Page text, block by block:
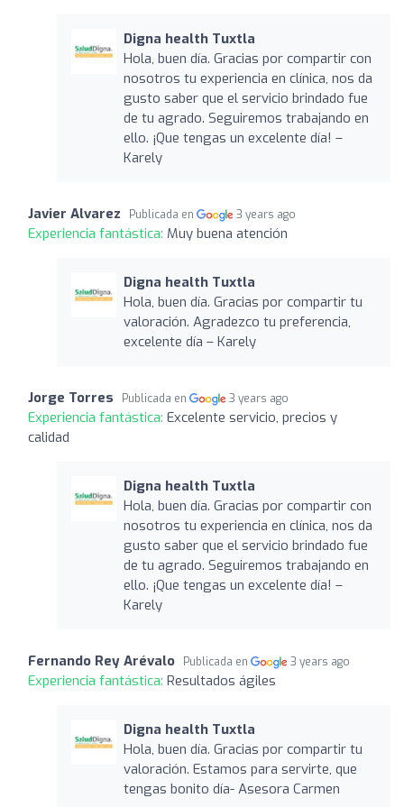
Digna health Tuxtla
Hola, buen día. Gracias por compartir con
nosotros tu experiencia en clínica, nos da
gusto saber que el servicio brindado fue
de tu agrado. Seguiremos trabajando en
ello. ¡Que tengas un excelente día! –
Karely
Javier Alvarez Publicada en 3 years ago
Experiencia fantástica: Muy buena atención
Digna health Tuxtla
Hola, buen día. Gracias por compartir tu
valoración. Agradezco tu preferencia,
excelente día – Karely
Jorge Torres Publicada en 3 years ago
Experiencia fantástica: Excelente servicio, precios y
calidad
Digna health Tuxtla
Hola, buen día. Gracias por compartir con
nosotros tu experiencia en clínica, nos da
gusto saber que el servicio brindado fue
de tu agrado. Seguiremos trabajando en
ello. ¡Que tengas un excelente día! –
Karely
Fernando Rey Arévalo Publicada en 3 years ago
Experiencia fantástica: Resultados ágiles
Digna health Tuxtla
Hola, buen día. Gracias por compartir tu
valoración. Estamos para servirte, que
tengas bonito día- Asesora Carmen